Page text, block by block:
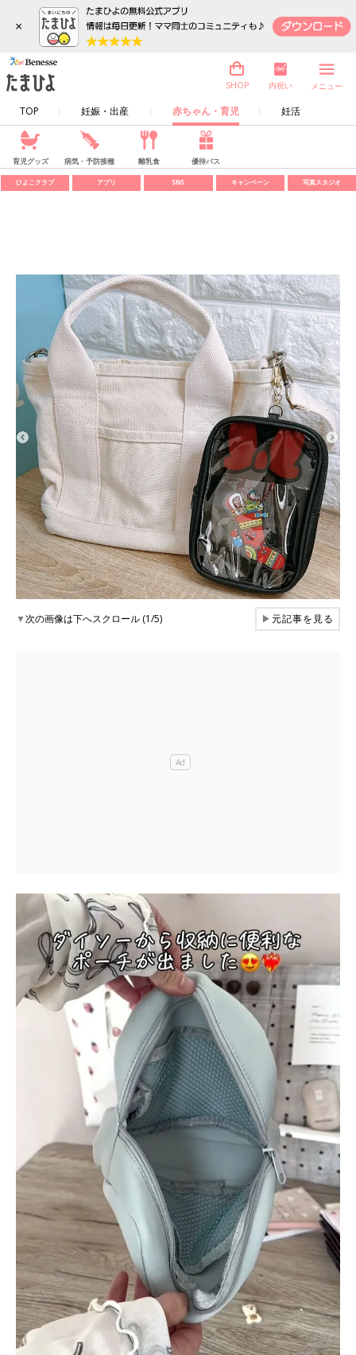
×
TOP 妊娠・出産 赤ちゃん・育児 妊活
SHOP 内祝い メニュー
育児グッズ 病気・予防接種 離乳食 優待パス
ひよこクラブ アプリ SNS キャンペーン 写真スタジオ
▼次の画像は下へスクロール (1/5) ▶元記事を見る